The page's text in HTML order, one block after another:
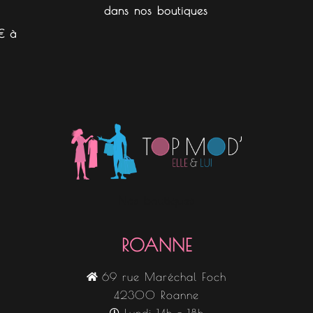
à
dans nos boutiques
ROANNE
69 rue Maréchal Foch
42300 Roanne